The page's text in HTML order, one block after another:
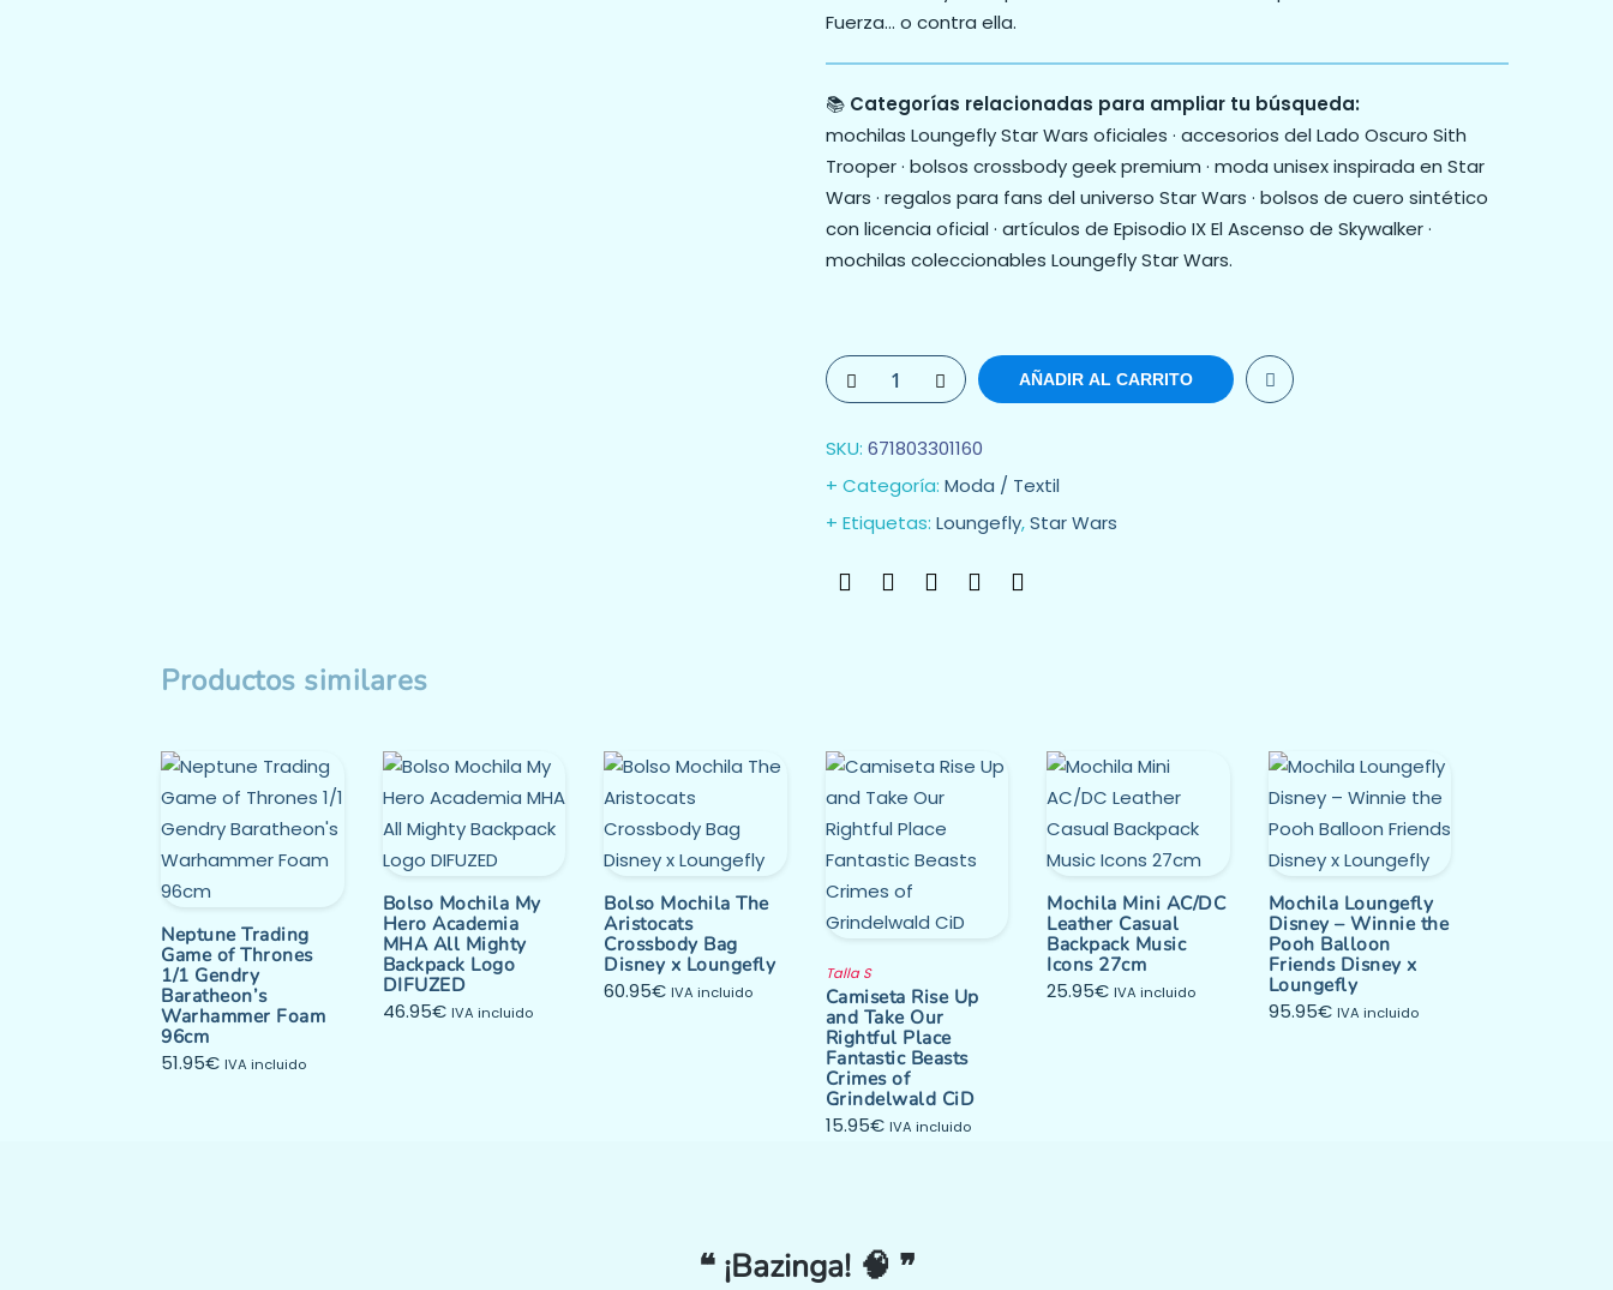
Fuerza… o contra ella.
📚 Categorías relacionadas para ampliar tu búsqueda:
mochilas Loungefly Star Wars oficiales · accesorios del Lado Oscuro Sith
Trooper · bolsos crossbody geek premium · moda unisex inspirada en Star
Wars · regalos para fans del universo Star Wars · bolsos de cuero sintético
con licencia oficial · artículos de Episodio IX El Ascenso de Skywalker ·
mochilas coleccionables Loungefly Star Wars.
AÑADIR AL CARRITO
SKU: 671803301160
Categoría: Moda / Textil
Etiquetas: Loungefly,Star Wars
Productos similares
Neptune Trading
Game of Thrones
1/1 Gendry
Baratheon’s
Warhammer Foam
96cm
51.95€ IVA incluido
Bolso Mochila My
Hero Academia
MHA All Mighty
Backpack Logo
DIFUZED
46.95€ IVA incluido
Bolso Mochila The
Aristocats
Crossbody Bag
Disney x Loungefly
60.95€ IVA incluido
Talla S
Camiseta Rise Up
and Take Our
Rightful Place
Fantastic Beasts
Crimes of
Grindelwald CiD
15.95€ IVA incluido
Mochila Mini AC/DC
Leather Casual
Backpack Music
Icons 27cm
25.95€ IVA incluido
Mochila Loungefly
Disney – Winnie the
Pooh Balloon
Friends Disney x
Loungefly
95.95€ IVA incluido
❝ ¡Bazinga! 🧠 ❞